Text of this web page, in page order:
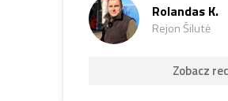
Rolandas K.
Rejon Šilutė
Zobacz